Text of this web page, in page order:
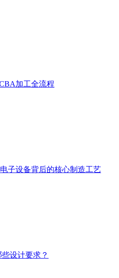
加工全流程
子设备背后的核心制造工艺
设计要求？